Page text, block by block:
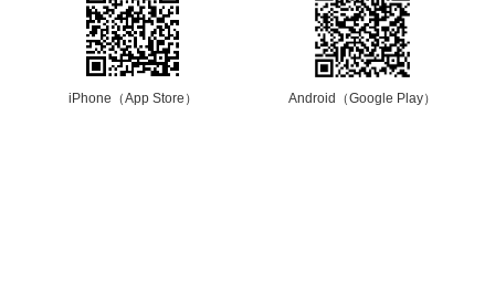
iPhone（App Store） Android（Google Play）